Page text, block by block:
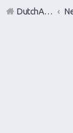
DutchAttraction.nl